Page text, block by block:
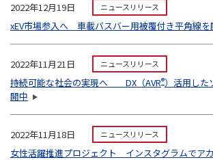
2022年12月19日 ニュースリリース
xEV市場参入へ 車載バスバー用被覆付き平角線を
2022年11月21日 ニュースリリース
持続可能な社会の実現へ DX（AVR®）活用した
開中
2022年11月18日 ニュースリリース
女性活躍推進プロジェクト インスタグラムでア